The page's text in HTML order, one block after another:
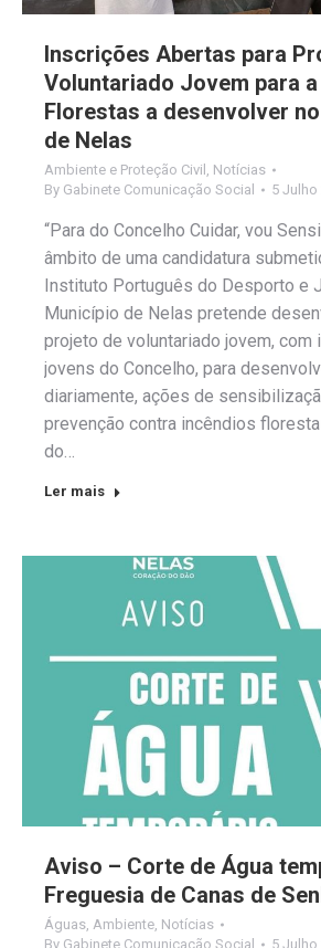
Inscrições Abertas para
Voluntariado Jovem para
Florestas a desenvolver
de Nelas
Ambiente e Proteção Civil , Notícias
By Gabinete Comunicação Social 5 Julho
“Para do Concelho Cuidar, vou
âmbito de uma candidatura
Instituto Português do Desporto e
Município de Nelas pretende
projeto de voluntariado jovem, com
jovens do Concelho, para
diariamente, ações de
prevenção contra incêndios
do…
Ler mais
Aviso – Corte de Água
Freguesia de Canas de
Águas, Ambiente, Notícias
By Gabinete Comunicação Social 5 Julho